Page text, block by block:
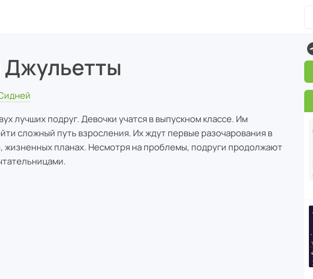
Джульетты
лучших подруг. Девочки учатся в выпускном классе. Им
сложный путь взросления. Их ждут первые разочарования в
жизненных планах. Несмотря на проблемы, подруги продолжают